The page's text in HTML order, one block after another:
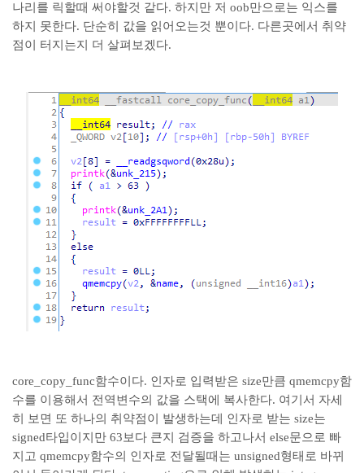
나리를 릭할때 써야할것 같다. 하지만 저 oob만으로는 익스를
하지 못한다. 단순히 값을 읽어오는것 뿐이다. 다른곳에서 취약
점이 터지는지 더 살펴보겠다.
core_copy_func함수이다. 인자로 입력받은 size만큼 qmemcpy함
수를 이용해서 전역변수의 값을 스택에 복사한다. 여기서 자세
히 보면 또 하나의 취약점이 발생하는데 인자로 받는 size는
signed타입이지만 63보다 큰지 검증을 하고나서 else문으로 빠
지고 qmemcpy함수의 인자로 전달될때는 unsigned형태로 바뀌